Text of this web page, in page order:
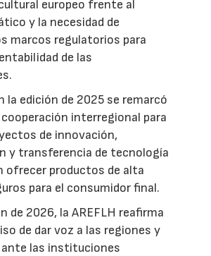
europeo frente al
y la necesidad de
marcos regulatorios para
de las
la edición de 2025 se remarcó
cooperación interregional para
de innovación,
y transferencia de tecnología
ofrecer productos de alta
para el consumidor final.
de 2026, la AREFLH reafirma
de dar voz a las regiones y
las instituciones